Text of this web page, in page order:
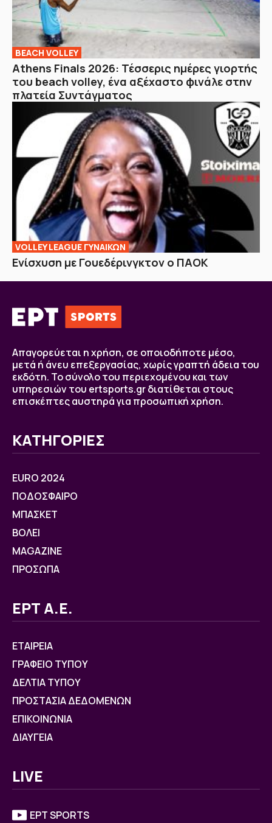
BEACH VOLLEY
Athens Finals 2026: Τέσσερις ημέρες γιορτής
του beach volley, ένα αξέχαστο φινάλε στην
πλατεία Συντάγματος
VOLLEY LEAGUE ΓΥΝΑΙΚΩΝ
Ενίσχυση με Γουεδέρινγκτον ο ΠΑΟΚ
Απαγορεύεται η χρήση, σε οποιοδήποτε μέσο,
μετά ή άνευ επεξεργασίας, χωρίς γραπτή άδεια του
εκδότη. Το σύνολο του περιεχομένου και των
υπηρεσιών του ertsports.gr διατίθεται στους
επισκέπτες αυστηρά για προσωπική χρήση.
ΚΑΤΗΓΟΡΙΕΣ
EURO 2024
ΠΟΔΟΣΦΑΙΡΟ
ΜΠΑΣΚΕΤ
ΒOΛΕΙ
MAGAZINE
ΠΡΟΣΩΠΑ
ΕΡΤ Α.Ε.
ΕΤΑΙΡΕΙΑ
ΓΡΑΦΕΙΟ ΤΥΠΟΥ
ΔΕΛΤΙΑ ΤΥΠΟΥ
ΠΡΟΣΤΑΣΙΑ ΔΕΔΟΜΕΝΩΝ
ΕΠΙΚΟΙΝΩΝΙΑ
ΔΙΑΥΓΕΙΑ
LIVE
ΕΡΤ SPORTS